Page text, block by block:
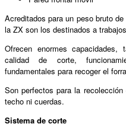
Acreditados para un peso bruto
la ZX son los destinados a
Ofrecen enormes
calidad de corte,
fundamentales para recoger el
Son perfectos para la
techo ni cuerdas.
Sistema de corte